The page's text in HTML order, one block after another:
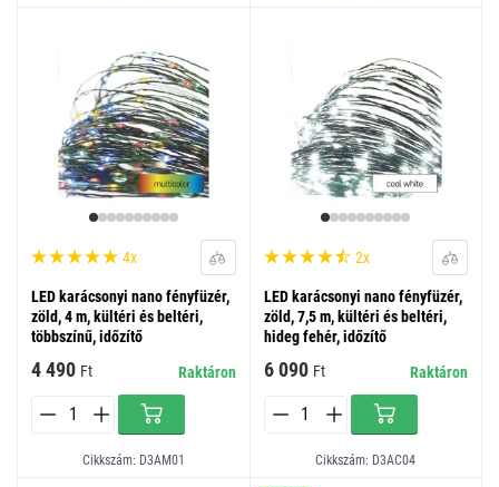
4x
LED karácsonyi nano fényfüzér,
zöld, 4 m, kültéri és beltéri,
többszínű, időzítő
4 490 Ft Raktáron
Cikkszám: D3AM01
2x
LED karácsonyi nano fényfüzér,
zöld, 7,5 m, kültéri és beltéri,
hideg fehér, időzítő
6 090 Ft Raktáron
Cikkszám: D3AC04